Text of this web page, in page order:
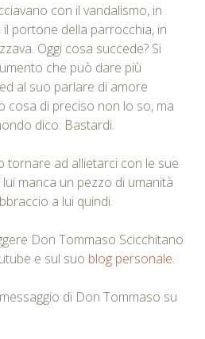
con il vandalismo, in
il portone della parrocchia, in
Oggi cosa succede? Si
che può dare più
al suo parlare di amore
cosa di preciso non lo so, ma
dico: Bastardi.
tornare ad allietarci con le sue
manca un pezzo di umanità
a lui quindi.
Don Tommaso Scicchitano
e sul suo blog personale.
di Don Tommaso su